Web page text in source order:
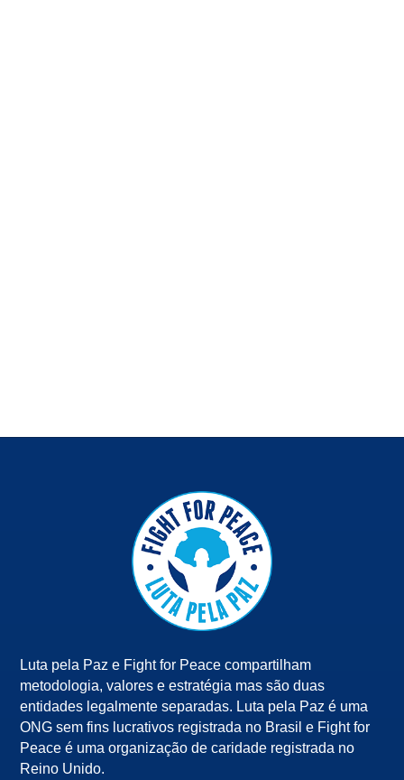
Luta pela Paz e Fight for Peace compartilham
metodologia, valores e estratégia mas são duas
entidades legalmente separadas. Luta pela Paz é uma
ONG sem fins lucrativos registrada no Brasil e Fight for
Peace é uma organização de caridade registrada no
Reino Unido.